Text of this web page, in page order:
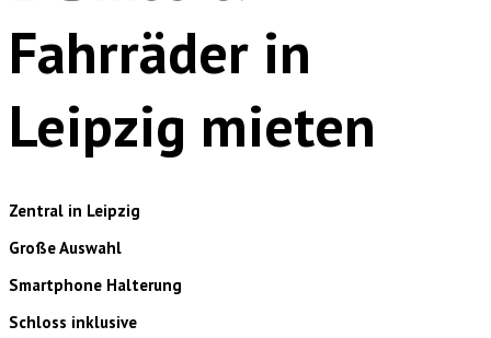
Fahrräder in
Leipzig mieten
Zentral in Leipzig
Große Auswahl
Smartphone Halterung
Schloss inklusive